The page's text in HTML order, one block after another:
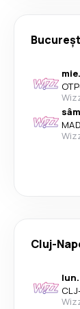
OTP
MAD
Cluj-
CLJ